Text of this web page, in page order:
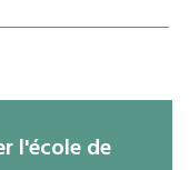
l'école de